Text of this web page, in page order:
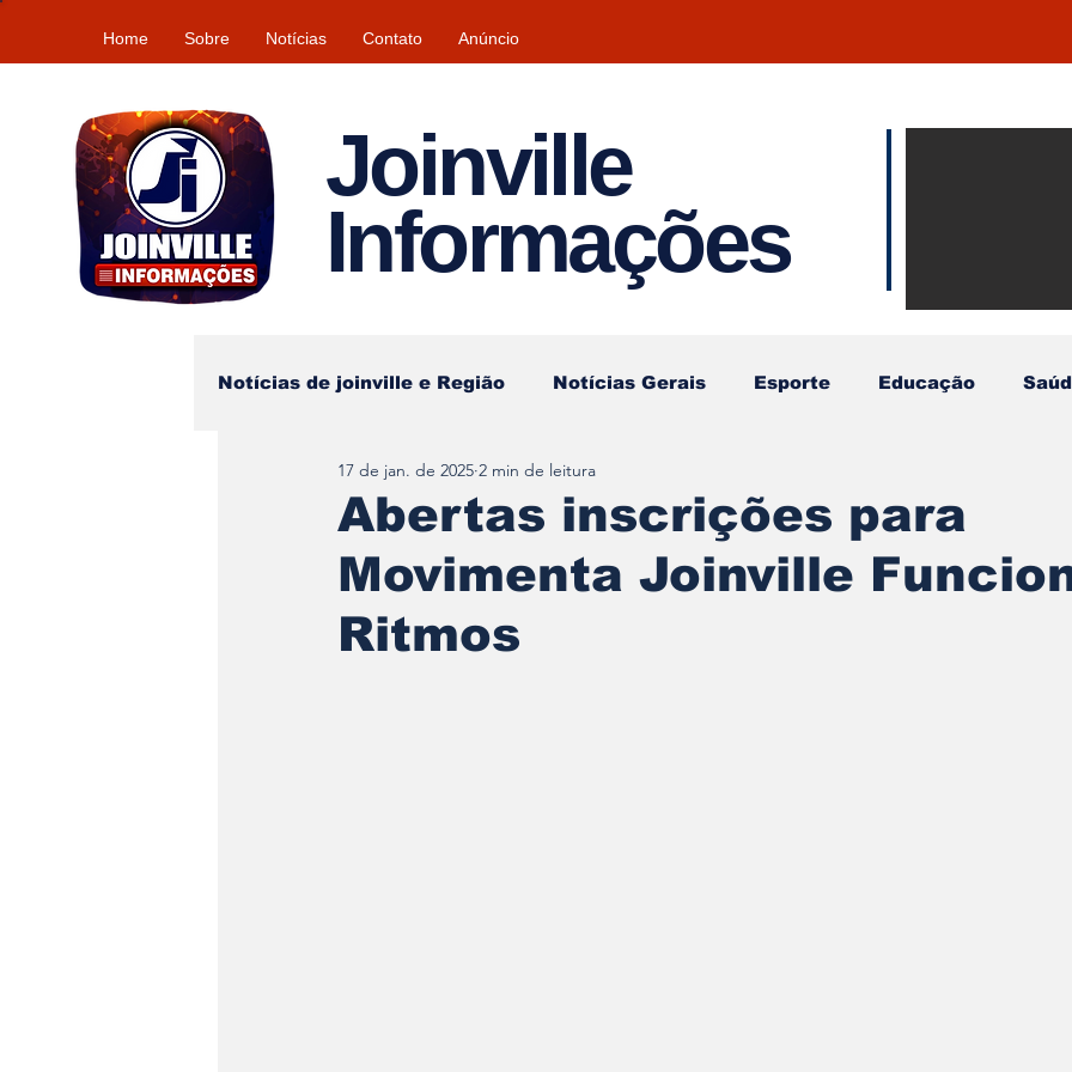
Home Sobre Notícias Contato Anúncio
Joinville
Informações
Notícias de joinville e Região Notícias Gerais Esporte Educação
Tempo\clima
Abertas inscrições para
Movimenta Joinville
Ritmos
17 de jan. de 2025 2 min de leitura